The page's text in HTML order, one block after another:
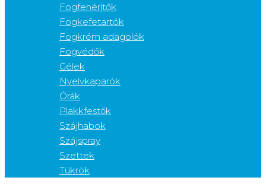
Fogfehérítők
Fogkefetartók
Fogkrém adagolók
Fogvédők
Gélek
Nyelvkaparók
Órák
Plakkfestők
Szájhabok
Szájspray
Szettek
Tükrök